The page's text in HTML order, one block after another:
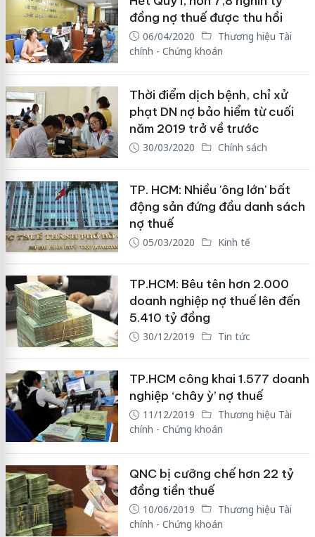
đồng nợ thuế được thu hồi
06/04/2020
Thương hiệu Tài
chính - Chứng khoán
Thời điểm dịch bệnh, chỉ xử
phạt DN nợ bảo hiểm từ cuối
năm 2019 trở về trước
30/03/2020 Chính sách
TP. HCM: Nhiều 'ông lớn' bất
động sản đứng đầu danh sách
nợ thuế
05/03/2020 Kinh tế
TP.HCM: Bêu tên hơn 2.000
doanh nghiệp nợ thuế lên đến
5.410 tỷ đồng
30/12/2019 Tin tức
TP.HCM công khai 1.577 doanh
nghiệp ‘chây ỳ’ nợ thuế
11/12/2019
Thương hiệu Tài
chính - Chứng khoán
QNC bị cưỡng chế hơn 22 tỷ
đồng tiền thuế
10/06/2019
Thương hiệu Tài
chính - Chứng khoán